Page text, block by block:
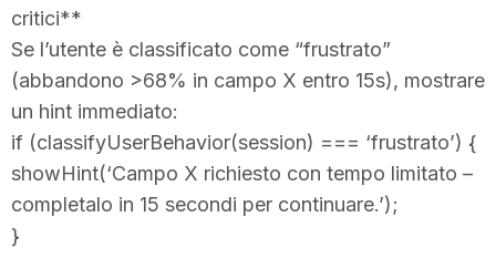
critici**
Se l’utente è classificato come “frustrato”
(abbandono >68% in campo X entro 15s), mostrare
un hint immediato:
if (classifyUserBehavior(session) === ‘frustrato’) {
showHint(‘Campo X richiesto con tempo limitato –
completalo in 15 secondi per continuare.’);
}